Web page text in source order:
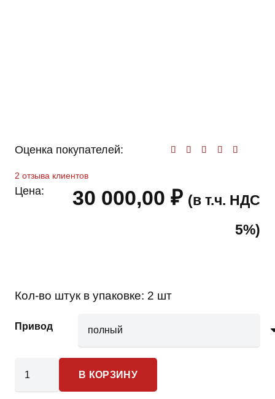
Оценка покупателей:
2 отзыва клиентов
Цена: 30 000,00 ₽ (в т.ч. НДС
5%)
Кол-во штук в упаковке: 2 шт
Привод
товара
В КОРЗИНУ